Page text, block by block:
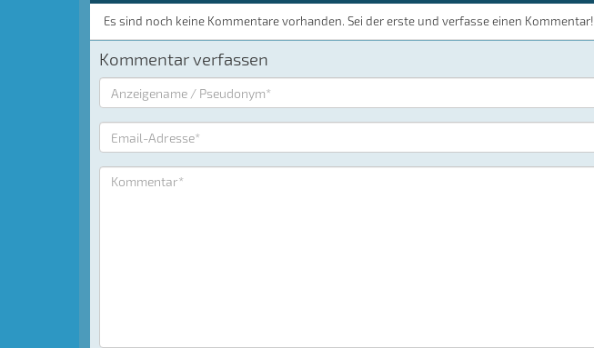
Es sind noch keine Kommentare vorhanden. Sei der erste und verfasse einen Kommentar!
Kommentar verfassen